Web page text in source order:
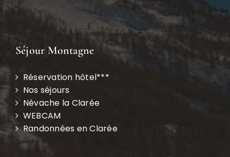
Séjour Montagne
Réservation hôtel***
Nos séjours
Névache la Clarée
WEBCAM
Randonnées en Clarée